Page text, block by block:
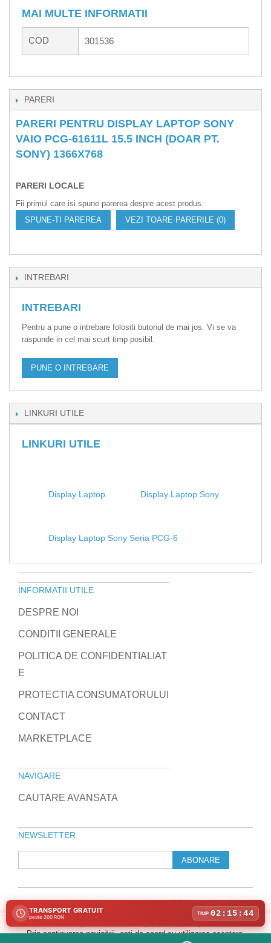
Folosim cookie-uri pentru a îmbunătăți experiența ta pe site-ul nostru.
Prin continuarea navigării, ești de acord cu utilizarea acestora.
MAI MULTE INFORMATII
COD 301536
PARERI
PARERI PENTRU DISPLAY LAPTOP SONY
VAIO PCG-61611L 15.5 INCH (DOAR PT.
SONY) 1366X768
PARERI LOCALE
Fii primul care isi spune parerea despre acest produs.
SPUNE-TI PAREREA
VEZI TOARE PARERILE (0)
INTREBARI
INTREBARI
Pentru a pune o intrebare folositi butonul de mai jos. Vi se va
raspunde in cel mai scurt timp posibil.
PUNE O INTREBARE
LINKURI UTILE
LINKURI UTILE
Display Laptop Display Laptop Sony
Display Laptop Sony Seria PCG-6
INFORMATII UTILE
DESPRE NOI
CONDITII GENERALE
POLITICA DE CONFIDENTIALIAT
E
PROTECTIA CONSUMATORULUI
CONTACT
MARKETPLACE
NAVIGARE
CAUTARE AVANSATA
NEWSLETTER
ABONARE
© 2010-2026 Laptop Direct
TRANSPORT GRATUIT
peste 200 RON
TIMP:02:15:44